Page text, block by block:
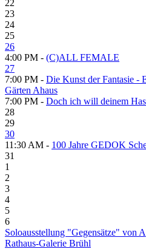
22
23
24
25
26
4:00 PM - (C)ALL FEMALE
27
7:00 PM - Die Kunst der Fantasie -
Gärten Ahaus
7:00 PM - Doch ich will deinem
28
29
30
11:30 AM - 100 Jahre GEDOK
31
1
2
3
4
5
6
Soloausstellung "Gegensätze" von
Rathaus-Galerie Brühl